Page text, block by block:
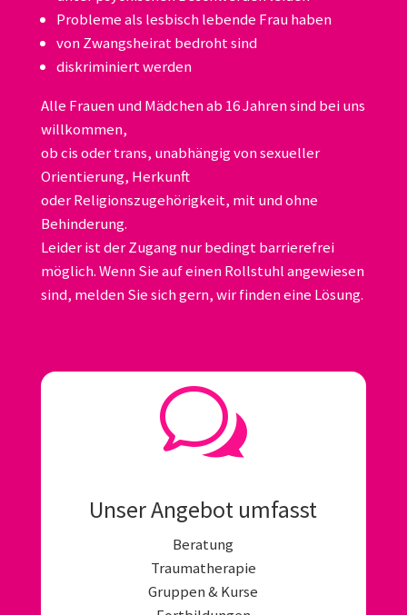
Probleme als lesbisch lebende Frau haben
von Zwangsheirat bedroht sind
diskriminiert werden
Alle Frauen und Mädchen ab 16 Jahren sind bei uns
willkommen,
ob cis oder trans, unabhängig von sexueller
Orientierung, Herkunft
oder Religionszugehörigkeit, mit und ohne
Behinderung.
Leider ist der Zugang nur bedingt barrierefrei
möglich. Wenn Sie auf einen Rollstuhl angewiesen
sind, melden Sie sich gern, wir finden eine Lösung.
w
Unser Angebot umfasst
Beratung
Traumatherapie
Gruppen & Kurse